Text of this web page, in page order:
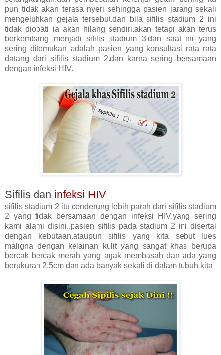
pun tidak akan terasa nyeri sehingga pasien jarang sekali
mengeluhkan gejala tersebut.dan bila sifilis stadium 2 ini
tidak diobati ia akan hilang sendiri.akan tetapi akan terus
berkembang menjadi sifilis stadium 3.dan saat ini yang
sering ditemukan adalah pasien yang konsultasi rata rata
datang dari sifilis stadium 2.dan karna sering bersamaan
dengan infeksi HIV.
Sifilis dan infeksi HIV
sifilis stadium 2 itu cenderung lebih parah dari sifilis stadium
2 yang tidak bersamaan dengan infeksi HIV.yang sering
kami alami disini..pasien sifilis pada stadium 2 ini disertai
dengan kebutaan.ataupun sifilis yang kita sebut lues
maligna dengan kelainan kulit yang sangat khas berupa
bercak bercak merah yang agak membasah dan ada yang
berukuran 2,5cm dan ada banyak sekali di dalam tubuh kita